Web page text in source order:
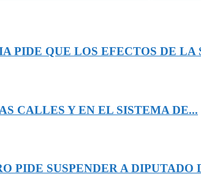
PIDE QUE LOS EFECTOS DE LA
CALLES Y EN EL SISTEMA DE...
PIDE SUSPENDER A DIPUTADO